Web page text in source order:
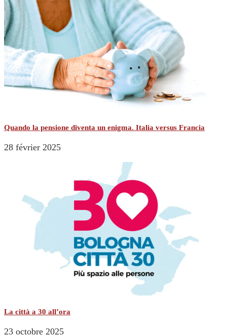
Quando la pensione diventa un enigma. Italia versus Francia
28 février 2025
La città a 30 all’ora
23 octobre 2025